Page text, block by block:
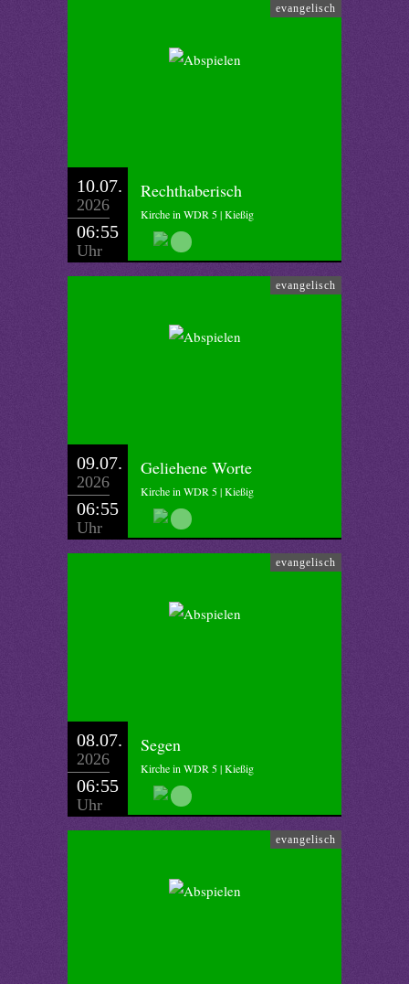
evangelisch
10.07.
2026
06:55
Uhr
Rechthaberisch
Kirche in WDR 5 | Kießig
evangelisch
09.07.
2026
06:55
Uhr
Geliehene Worte
Kirche in WDR 5 | Kießig
evangelisch
08.07.
2026
06:55
Uhr
Segen
Kirche in WDR 5 | Kießig
evangelisch